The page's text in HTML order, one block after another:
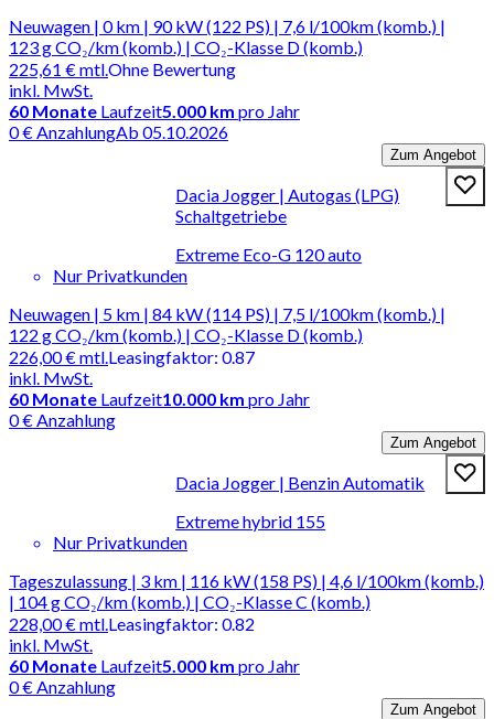
Neuwagen | 0 km | 90 kW (122 PS) | 7,6 l/100km (komb.) |
123 g CO₂/km (komb.) | CO₂-Klasse D (komb.)
225,61 €mtl.
inkl. MwSt.
Ohne Bewertung
60 Monate Laufzeit5.000 km pro Jahr
0 € AnzahlungAb 05.10.2026
Zum Angebot
Dacia Jogger | Autogas (LPG)
Schaltgetriebe
Extreme Eco-G 120 auto
Nur Privatkunden
Neuwagen | 5 km | 84 kW (114 PS) | 7,5 l/100km (komb.) |
122 g CO₂/km (komb.) | CO₂-Klasse D (komb.)
226,00 €mtl.
inkl. MwSt.
Leasingfaktor: 0.87
60 Monate Laufzeit10.000 km pro Jahr
0 € Anzahlung
Zum Angebot
Dacia Jogger | Benzin Automatik
Extreme hybrid 155
Nur Privatkunden
Tageszulassung | 3 km | 116 kW (158 PS) | 4,6 l/100km (komb.)
| 104 g CO₂/km (komb.) | CO₂-Klasse C (komb.)
228,00 €mtl.
inkl. MwSt.
Leasingfaktor: 0.82
60 Monate Laufzeit5.000 km pro Jahr
0 € Anzahlung
Zum Angebot